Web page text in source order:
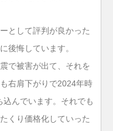
として評判が良かった
後悔しています。
で被害が出て、それを
右肩下がりで2024年時
んでいます。それでも
くり価格化していった